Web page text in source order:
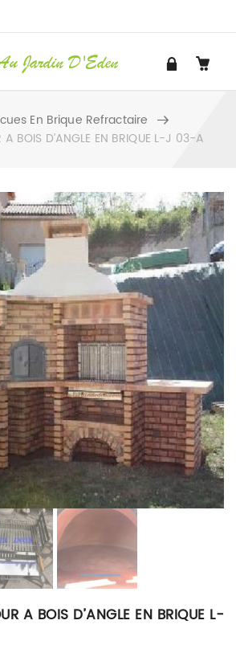
En Brique Refractaire
A BOIS D’ANGLE EN BRIQUE L-J 03-A
A BOIS D’ANGLE EN BRIQUE L-